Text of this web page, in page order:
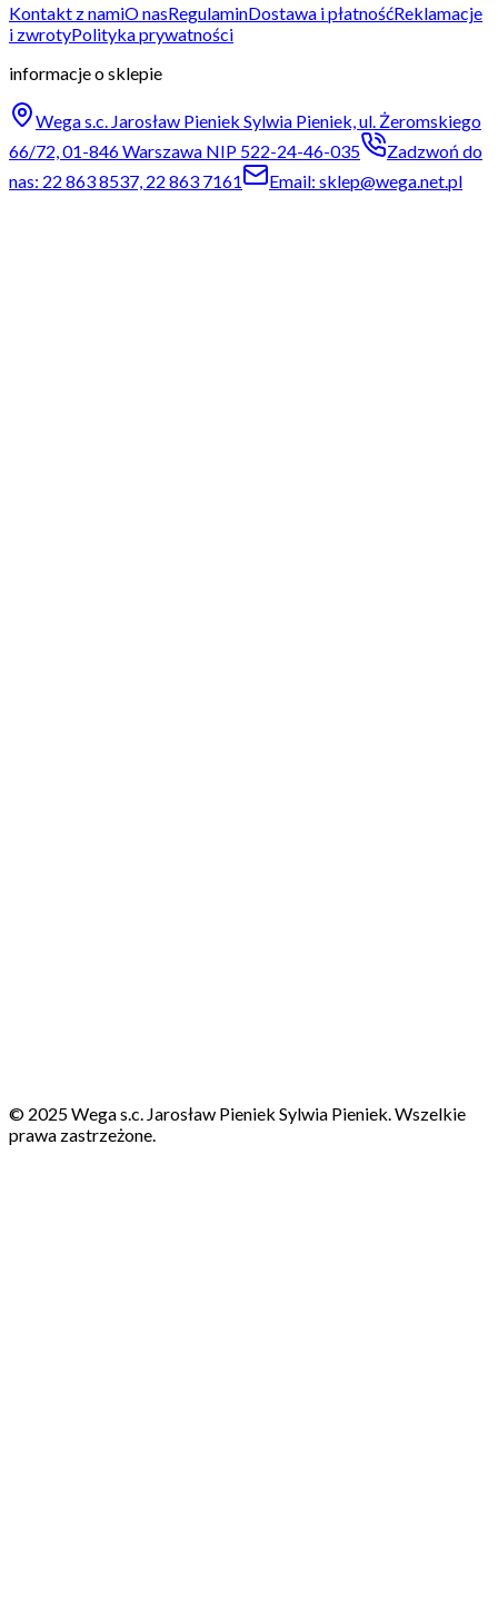
Kontakt z namiO nasRegulaminDostawa i płatnośćReklamacje
i zwrotyPolityka prywatności
informacje o sklepie
Wega s.c. Jarosław Pieniek Sylwia Pieniek, ul. Żeromskiego
66/72, 01-846 Warszawa NIP 522-24-46-035
Zadzwoń do
nas: 22 863 8537, 22 863 7161
Email: sklep@wega.net.pl
© 2025 Wega s.c. Jarosław Pieniek Sylwia Pieniek. Wszelkie
prawa zastrzeżone.